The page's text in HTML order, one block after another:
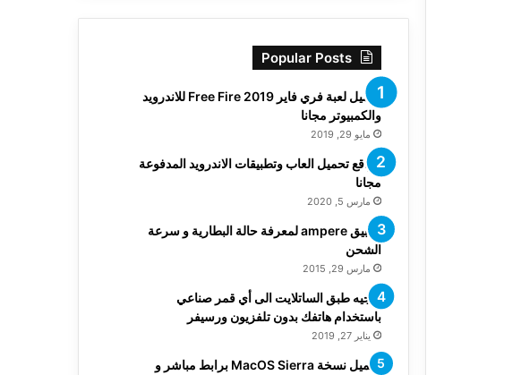
Popular Posts
تحميل لعبة فري فاير Free Fire 2019 للاندرويد
والكمبيوتر مجانا
مايو 29, 2019
مواقع تحميل العاب وتطبيقات الاندرويد المدفوعة
مجانا
مارس 5, 2020
تطبيق ampere لمعرفة حالة البطارية و سرعة
الشحن
مارس 29, 2015
توجيه طبق الساتلايت الى أي قمر صناعي
باستخدام هاتفك بدون تلفزيون ورسيفر
يناير 27, 2019
تحميل نسخة MacOS Sierra برابط مباشر و